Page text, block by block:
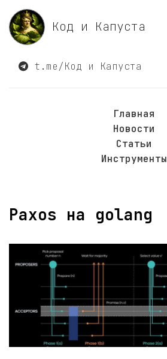
Код и Капуста
t.me/Код и Капуста
Главная
Новости
Статьи
Инструменты
Paxos на golang